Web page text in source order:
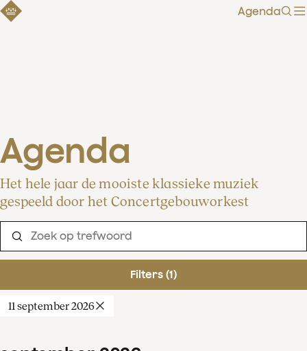
Agenda
Agenda
Het hele jaar de mooiste klassieke muziek
gespeeld door het Concertgebouworkest
Filters (1)
11 september 2026